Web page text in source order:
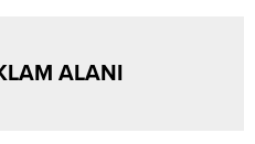
ALANI